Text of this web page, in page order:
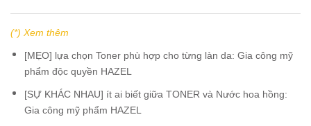
(*) Xem thêm
[MẸO] lựa chọn Toner phù hợp cho từng làn da: Gia công mỹ
phẩm độc quyền HAZEL
[SỰ KHÁC NHAU] ít ai biết giữa TONER và Nước hoa hồng:
Gia công mỹ phẩm HAZEL